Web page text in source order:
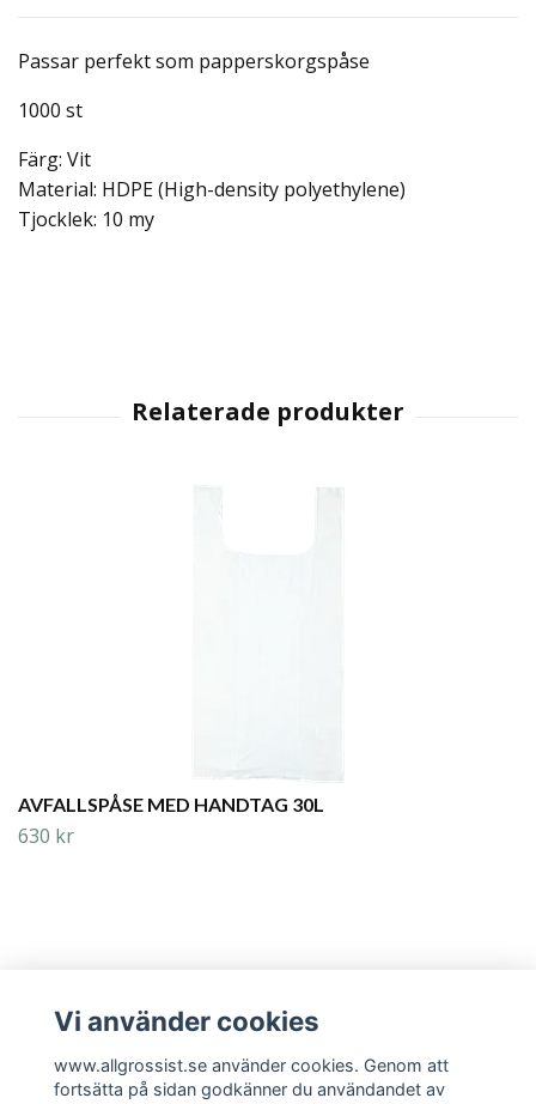
Passar perfekt som papperskorgspåse
1000 st
Färg: Vit
Material: HDPE (High-density polyethylene)
Tjocklek: 10 my
AVFALLSPÅSE MED HANDTAG 30L
630 kr
Läs mer
Vi använder cookies
www.allgrossist.se använder cookies. Genom att
fortsätta på sidan godkänner du användandet av